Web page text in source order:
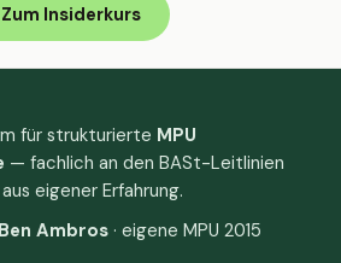
Zum Insiderkurs
für strukturierte MPU
— fachlich an den BASt-Leitlinien
eigener Erfahrung.
Ben Ambros · eigene MPU 2015